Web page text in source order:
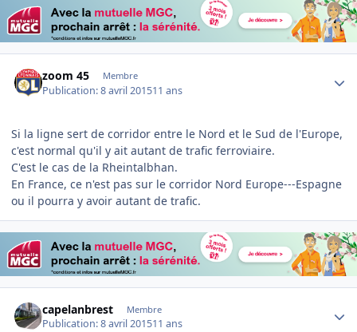
zoom 45 Membre
Publication:8 avril 201511 ans
Si la ligne sert de corridor entre le Nord et le Sud de l'Europe,
c'est normal qu'il y ait autant de trafic ferroviaire.
C'est le cas de la Rheintalbhan.
En France, ce n'est pas sur le corridor Nord Europe---Espagne
ou il pourra y avoir autant de trafic.
capelanbrest Membre
Publication:8 avril 201511 ans